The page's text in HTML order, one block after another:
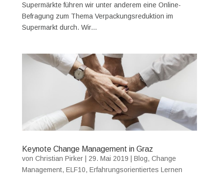
Supermärkte führen wir unter anderem eine Online-
Befragung zum Thema Verpackungsreduktion im
Supermarkt durch. Wir...
Keynote Change Management in Graz
von Christian Pirker| 29. Mai 2019 | Blog, Change
Management, ELF10, Erfahrungsorientiertes Lernen